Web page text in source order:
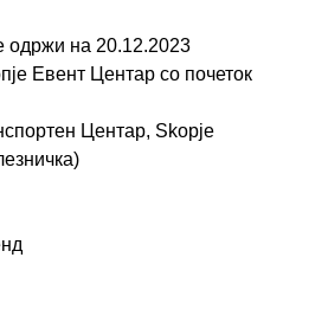
одржи на 20.12.2023
Евент Центар со почеток
Центар, Skopje